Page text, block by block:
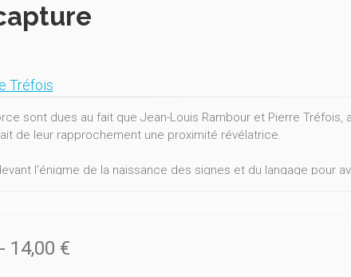
Tréfois
sont dues au fait que Jean-Louis Rambour et Pierre
de leur rapprochement une proximité révélatrice.
l’énigme de la naissance des signes et du langage pour
- 14,00 €